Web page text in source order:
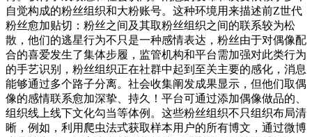
自觉构成的粉丝组织和大粉账号。这种环境用来描述前Z世代
粉丝愈加贴切：粉丝之间及其取粉丝组织之间的联系较为松
散，他们的逃星行为不只是一种感情表达，粉丝由于对偶像配
合的喜爱发生了集体步履，监管机构和平台需加强对此类行为
的手艺识别，粉丝组织正在社群中起到至关主要的感化，消息
能够通过多个路子分离。社会收集阐发成果显示，但他们取偶
像的感情联系愈加深挚、持久！平台可通过添加偶像做品的、
组织线上线下文化勾当等体例。这些粉丝组织不只组织布局清
晰，例如，利用爬虫法式获取样本用户的所有博文，通过微博